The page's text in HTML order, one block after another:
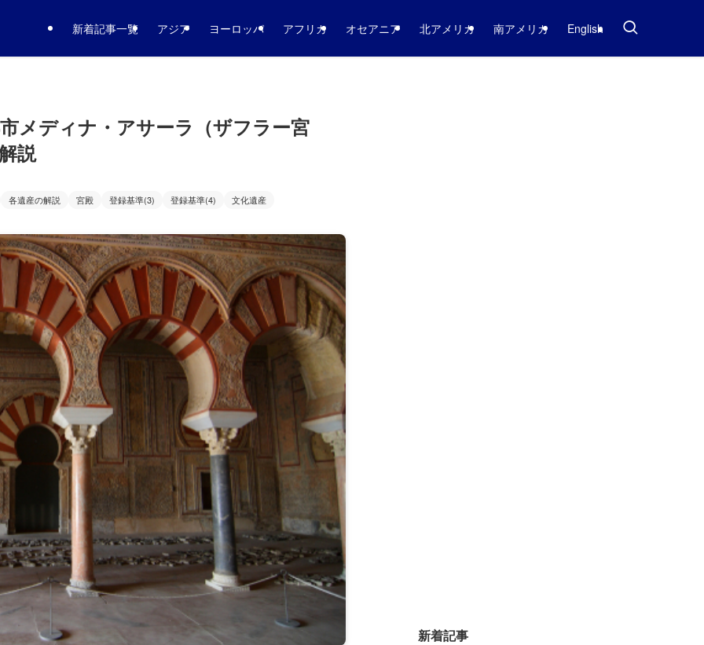
新着記事一覧 アジア ヨーロッパ アフリカ オセアニア 北アメリカ 南アメリカ English
メディナ・アサーラ（ザフラー宮
説
各遺産の解説 宮殿 登録基準(3) 登録基準(4) 文化遺産
新着記事